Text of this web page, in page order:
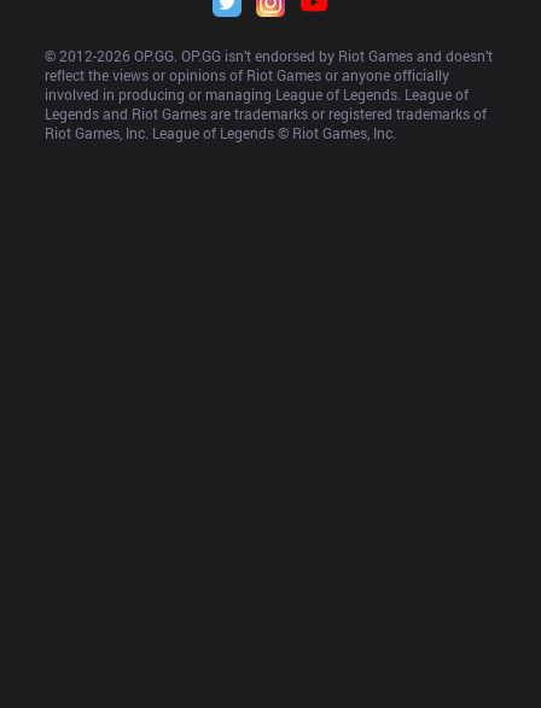
© 2012-2026 OP.GG. OP.GG isn’t endorsed by Riot Games and doesn’t
reflect the views or opinions of Riot Games or anyone officially
involved in producing or managing League of Legends. League of
Legends and Riot Games are trademarks or registered trademarks of
Riot Games, Inc. League of Legends © Riot Games, Inc.